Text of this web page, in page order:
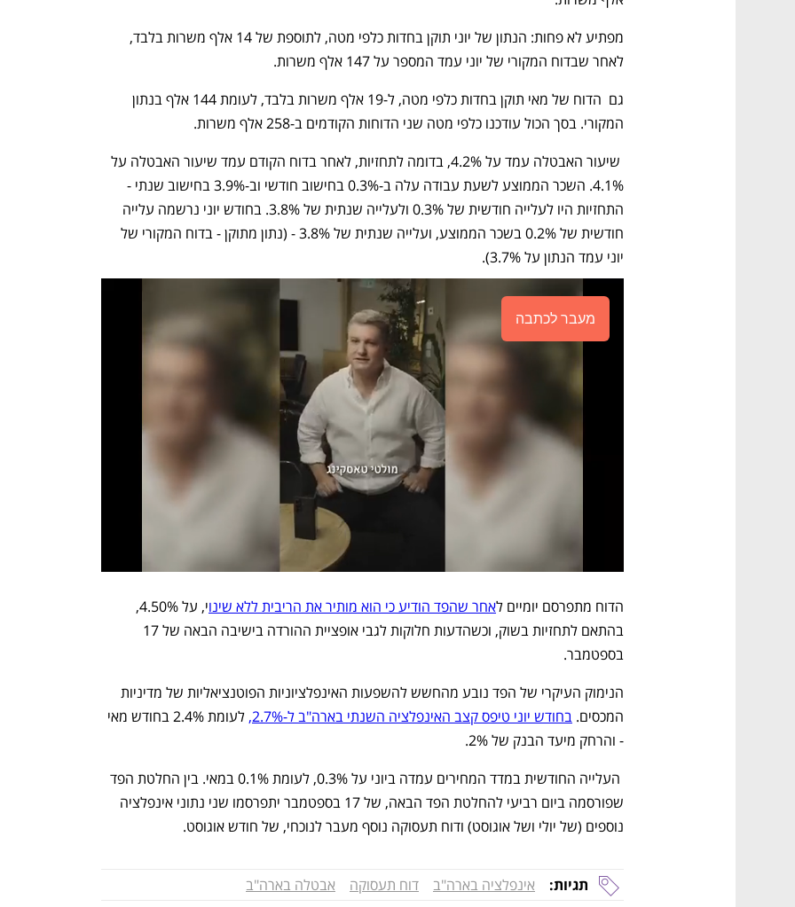
לאחר שבדוח המקורי של יוני עמד המספר על 147 אלף משרות.
המקורי. בסך הכול עודכנו כלפי מטה שני הדוחות הקודמים ב-258 אלף משרות.
יוני עמד הנתון על 3.7%).
מעבר לכתבה
הדוח מתפרסם יומיים לאחר שהפד הודיע כי הוא מותיר את הריבית ללא שינו
בספטמבר.
המכסים. בחודש יוני טיפס קצב האינפלציה השנתי בארה"ב ל-2.7%,
- והרחק מיעד הבנק של 2%.
נוספים (של יולי ושל אוגוסט) ודוח תעסוקה נוסף מעבר לנוכחי, של חודש אוגוסט.
תגיות: אינפלציה בארה"ב דוח תעסוקה אבטלה בארה"ב